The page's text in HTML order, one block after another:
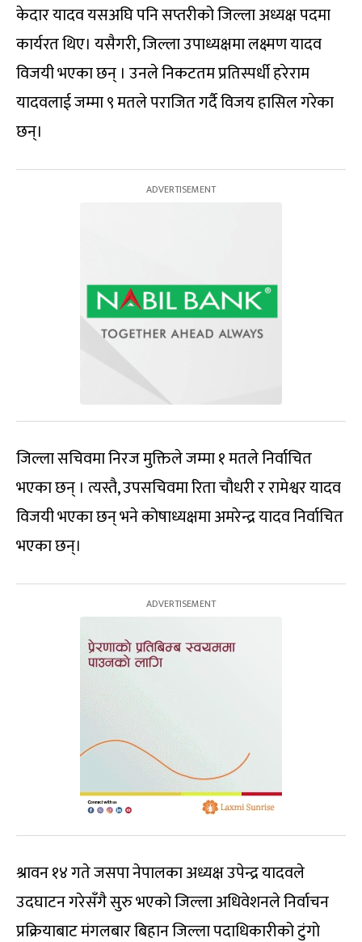
केदार यादव यसअघि पनि सप्तरीको जिल्ला अध्यक्ष पदमा
कार्यरत थिए। यसैगरी, जिल्ला उपाध्यक्षमा लक्ष्मण यादव
विजयी भएका छन् । उनले निकटतम प्रतिस्पर्धी हरेराम
यादवलाई जम्मा ९ मतले पराजित गर्दै विजय हासिल गरेका
छन्।
जिल्ला सचिवमा निरज मुक्तिले जम्मा १ मतले निर्वाचित
भएका छन् । त्यस्तै, उपसचिवमा रिता चौधरी र रामेश्वर यादव
विजयी भएका छन् भने कोषाध्यक्षमा अमरेन्द्र यादव निर्वाचित
भएका छन्।
श्रावन १४ गते जसपा नेपालका अध्यक्ष उपेन्द्र यादवले
उदघाटन गरेसँगै सुरु भएको जिल्ला अधिवेशनले निर्वाचन
प्रक्रियाबाट मंगलबार बिहान जिल्ला पदाधिकारीको टुंगो